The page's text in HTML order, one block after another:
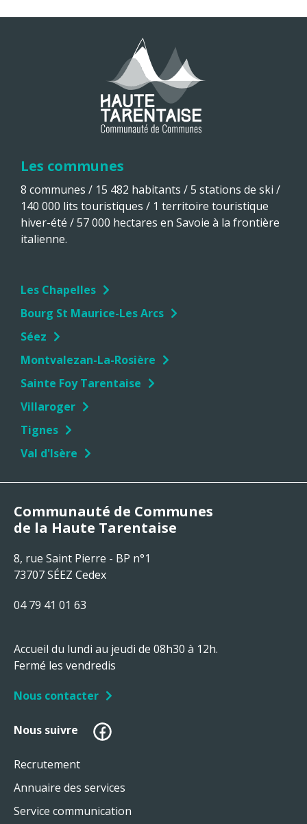
Les communes
8 communes / 15 482 habitants / 5 stations de ski /
140 000 lits touristiques / 1 territoire touristique
hiver-été / 57 000 hectares en Savoie à la frontière
italienne.
Les Chapelles
Bourg St Maurice-Les Arcs
Séez
Montvalezan-La-Rosière
Sainte Foy Tarentaise
Villaroger
Tignes
Val d'Isère
Communauté de Communes
de la Haute Tarentaise
8, rue Saint Pierre - BP n°1
73707 SÉEZ Cedex
04 79 41 01 63
Accueil du lundi au jeudi de 08h30 à 12h.
Fermé les vendredis
Nous contacter
Nous suivre
Recrutement
Annuaire des services
Service communication